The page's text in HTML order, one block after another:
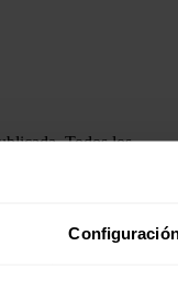
Todos los
y la